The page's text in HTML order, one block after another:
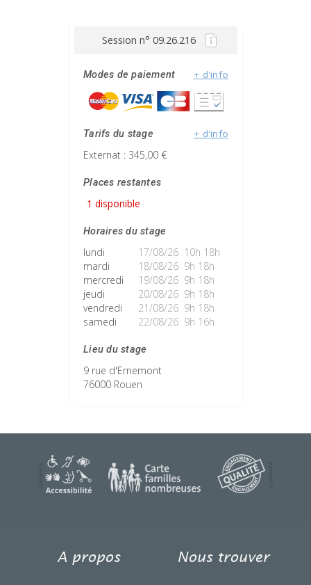
Session n° 09.26.216
Modes de paiement + d'info
Tarifs du stage + d'info
Externat : 345,00 €
Places restantes
1 disponible
Horaires du stage
lundi
17/08/26 10h 18h
mardi
18/08/26 9h 18h
mercredi
19/08/26 9h 18h
jeudi
20/08/26 9h 18h
vendredi
21/08/26 9h 18h
samedi
22/08/26 9h 16h
Lieu du stage
9 rue d'Ernemont
76000 Rouen
A propos Nous trouver